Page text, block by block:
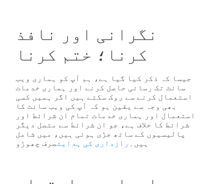
نگرانی اور نافذ
کرنا؛ ختم کرنا
جیسا کہ ذکر کیا گیا ہے، ہم آپ کو ہماری ویب
سائٹ تک رسائی حاصل کرنے اور ہماری خدمات
استعمال کرنے سے روک سکتے ہیں اگر ہمیں کسی
بھی وجہ سے یقین ہو کہ آپ کی ویب سائٹ کا
استعمال اور ہماری خدمات تمام ان شرائط اور
شرائط کا خلاف ہے، جو ان شرائط سے متصل دیگر
پالیسیوں کے ساتھ جڑی ہوئی ہیں، میں شامل
ہیں۔ رازداری کی ہدایتصرف چھوڑو